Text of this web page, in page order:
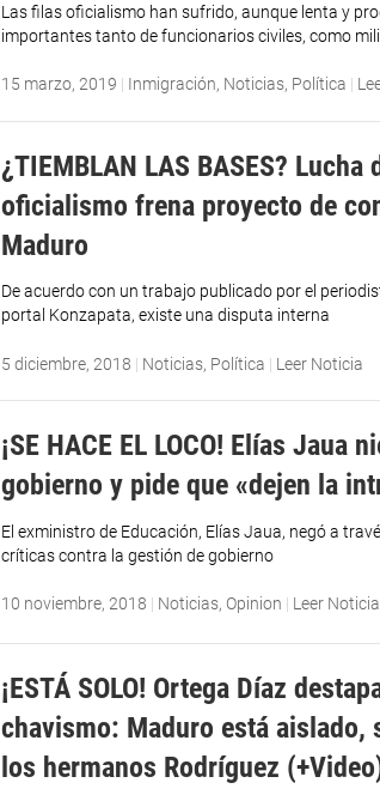
Las filas oficialismo han sufrido, aunque lenta y
importantes tanto de funcionarios civiles, como
15 marzo, 2019 | Inmigración, Noticias, Política |
¿TIEMBLAN LAS BASES? Lucha
oficialismo frena proyecto de
Maduro
De acuerdo con un trabajo publicado por el
portal Konzapata, existe una disputa interna
5 diciembre, 2018 | Noticias, Política | Leer Noticia
¡SE HACE EL LOCO! Elías Jaua
gobierno y pide que «dejen la
El exministro de Educación, Elías Jaua, negó a
críticas contra la gestión de gobierno
10 noviembre, 2018 | Noticias, Opinion | Leer Noticia
¡ESTÁ SOLO! Ortega Díaz
chavismo: Maduro está aislado,
los hermanos Rodríguez